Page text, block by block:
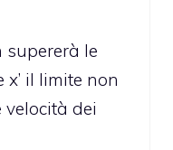
le
il limite non
velocità dei